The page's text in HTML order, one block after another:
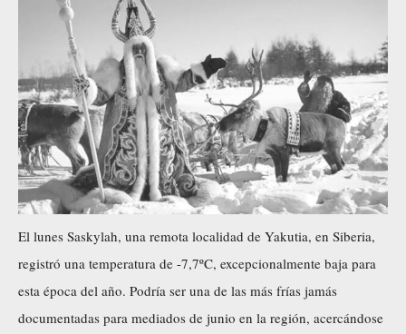
El lunes Saskylah, una remota localidad de Yakutia, en Siberia,
registró una temperatura de -7,7ºC, excepcionalmente baja para
esta época del año. Podría ser una de las más frías jamás
documentadas para mediados de junio en la región, acercándose